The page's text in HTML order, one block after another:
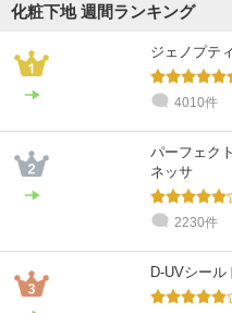
化粧下地 週間ランキング
ジェノプテ
4010件
パーフェク
ネッサ
2230件
D-UVシール